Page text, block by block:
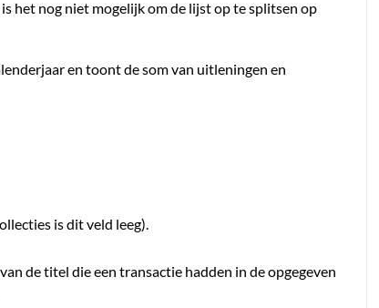
het nog niet mogelijk om de lijst op te splitsen op
en toont de som van uitleningen en
is dit veld leeg).
de titel die een transactie hadden in de opgegeven